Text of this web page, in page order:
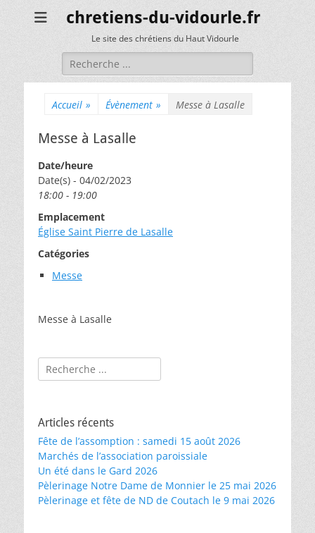
chretiens-du-vidourle.fr
Le site des chrétiens du Haut Vidourle
Rechercher :
Accueil » Évènement » Messe à Lasalle
Messe à Lasalle
Date/heure
Date(s) - 04/02/2023
18:00 - 19:00
Emplacement
Église Saint Pierre de Lasalle
Catégories
Messe
Messe à Lasalle
Rechercher :
Articles récents
Fête de l’assomption : samedi 15 août 2026
Marchés de l’association paroissiale
Un été dans le Gard 2026
Pèlerinage Notre Dame de Monnier le 25 mai 2026
Pèlerinage et fête de ND de Coutach le 9 mai 2026